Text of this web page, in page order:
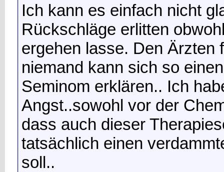
Ich kann es einfach nicht
Rückschläge erlitten
ergehen lasse. Den Ärzten
niemand kann sich so
Seminom erklären.. Ich
Angst..sowohl vor der
dass auch dieser
tatsächlich einen
soll..